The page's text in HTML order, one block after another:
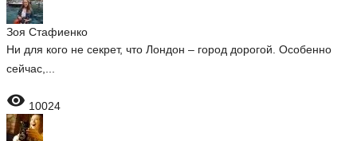
Зоя Стафиенко
Ни для кого не секрет, что Лондон – город дорогой. Особенно
сейчас,...
 10024